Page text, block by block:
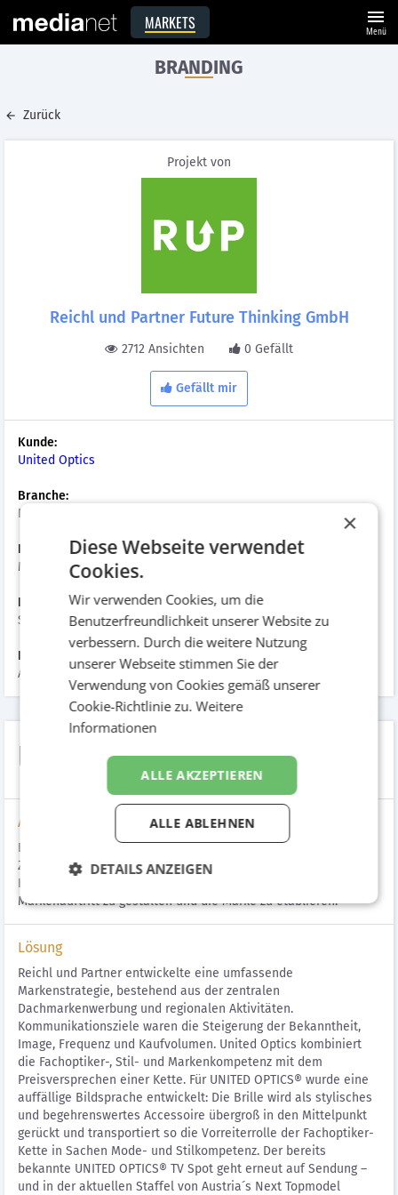
MARKETS menu
Menü
BRANDING
Zurück
Projekt von
Reichl und Partner Future Thinking GmbH
2712 Ansichten 0 Gefällt
Gefällt mir
Kunde:
United Optics
Branche:
Handel Audio/Video/Foto/Optik
Kampagnenart:
Magazin
Datum der Umsetzung:
September 2014
Hinzugefügt am:
August 2015
United Optics Magazin
Aufgabenstellung
Betreuung von 2009 bis heute. United Optics ist der
Zusammenschluss führender österreichischer Fachoptiker. Die
Herausforderung war unter anderem einen einheitlichen
Markenauftritt zu gestalten und die Marke zu etablieren.
Lösung
Reichl und Partner entwickelte eine umfassende
Markenstrategie, bestehend aus der zentralen
Dachmarkenwerbung und regionalen Aktivitäten.
Kommunikationsziele waren die Steigerung der Bekanntheit,
Image, Frequenz und Kaufvolumen. United Optics kombiniert
die Fachoptiker-, Stil- und Markenkompetenz mit dem
Preisversprechen einer Kette. Für UNITED OPTICS® wurde eine
auffällige Bildsprache entwickelt: Die Brille wird als stylisches
und begehrenswertes Accessoire übergroß in den Mittelpunkt
gerückt und transportiert so die Vorreiterrolle der Fachoptiker-
Kette in Sachen Mode- und Stilkompetenz. Der bereits
bekannte UNITED OPTICS® TV Spot geht erneut auf Sendung –
und in der aktuellen Staffel von Austria´s Next Topmodel
×
Diese Webseite verwendet
Cookies.
Wir verwenden Cookies, um die
Benutzerfreundlichkeit unserer Website zu
verbessern. Durch die weitere Nutzung
unserer Webseite stimmen Sie der
Verwendung von Cookies gemäß unserer
Cookie-Richtlinie zu.Weitere
Informationen
ALLE AKZEPTIEREN
ALLE ABLEHNEN
DETAILS ANZEIGEN